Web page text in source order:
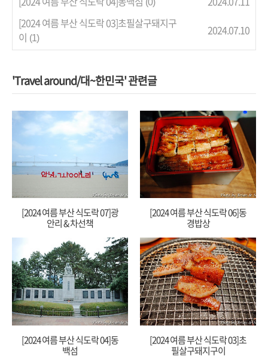
[2024 여름 부산 식도락 03]초필살구돼지구
이 (1)
2024.07.10
'Travel around/대~한민국' 관련글
[2024 여름 부산 식도락 07]광
안리 & 차선책
[2024 여름 부산 식도락 06]동
경밥상
[2024 여름 부산 식도락 04]동
백섬
[2024 여름 부산 식도락 03]초
필살구돼지구이